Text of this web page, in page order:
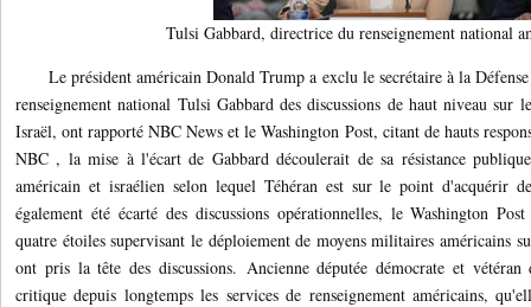
Tulsi Gabbard, directrice du renseignement national
Le président américain Donald Trump a exclu le secrétaire à la Défense
renseignement national Tulsi Gabbard des discussions de haut niveau
Israël, ont rapporté NBC News et le Washington Post, citant de hauts
NBC , la mise à l'écart de Gabbard découlerait de sa résistance
américain et israélien selon lequel Téhéran est sur le point d'acquérir
également été écarté des discussions opérationnelles, le Washington
quatre étoiles supervisant le déploiement de moyens militaires américains
ont pris la tête des discussions. Ancienne députée démocrate et
critique depuis longtemps les services de renseignement américains,